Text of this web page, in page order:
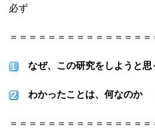
必ず
＝＝＝＝＝＝＝＝＝＝＝＝＝＝＝
なぜ、この研究をしようと思
わかったことは、何なのか
＝＝＝＝＝＝＝＝＝＝＝＝＝＝＝